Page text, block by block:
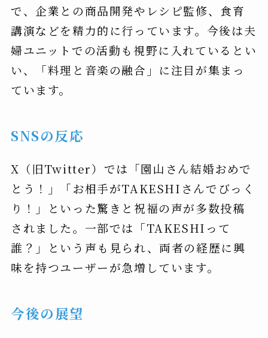
で、企業との商品開発やレシピ監修、食育
講演などを精力的に行っています。今後は夫
婦ユニットでの活動も視野に入れているとい
い、「料理と音楽の融合」に注目が集まっ
ています。
SNSの反応
X（旧Twitter）では「園山さん結婚おめで
とう！」「お相手がTAKESHIさんでびっく
り！」といった驚きと祝福の声が多数投稿
されました。一部では「TAKESHIって
誰？」という声も見られ、両者の経歴に興
味を持つユーザーが急増しています。
今後の展望